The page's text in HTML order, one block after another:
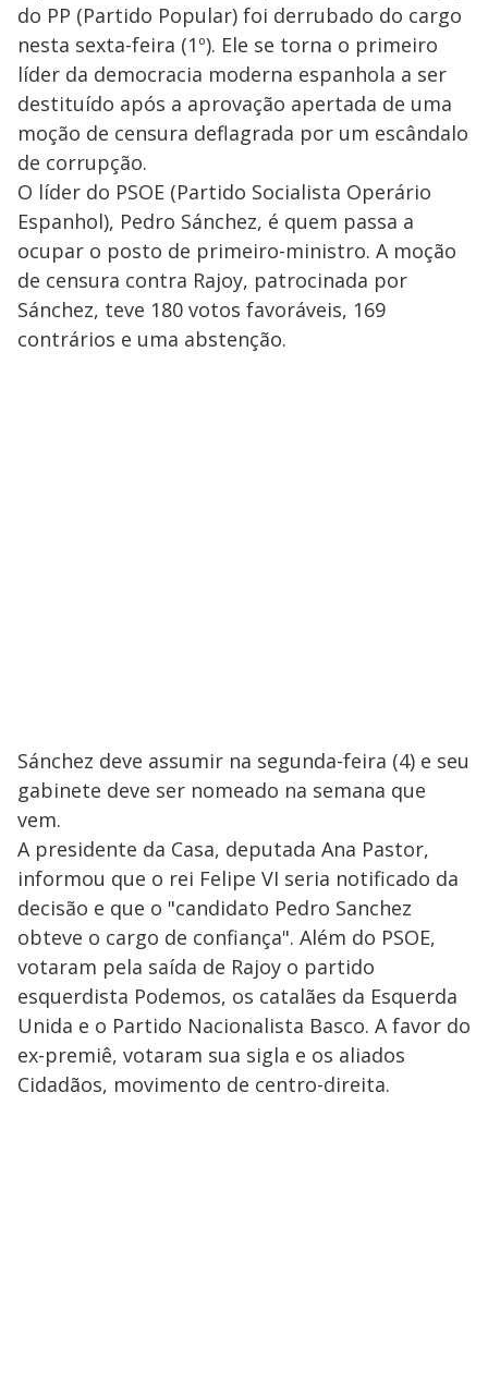
do PP (Partido Popular) foi derrubado do cargo
nesta sexta-feira (1º). Ele se torna o primeiro
líder da democracia moderna espanhola a ser
destituído após a aprovação apertada de uma
moção de censura deflagrada por um escândalo
de corrupção.
O líder do PSOE (Partido Socialista Operário
Espanhol), Pedro Sánchez, é quem passa a
ocupar o posto de primeiro-ministro. A moção
de censura contra Rajoy, patrocinada por
Sánchez, teve 180 votos favoráveis, 169
contrários e uma abstenção.
Sánchez deve assumir na segunda-feira (4) e seu
gabinete deve ser nomeado na semana que
vem.
A presidente da Casa, deputada Ana Pastor,
informou que o rei Felipe VI seria notificado da
decisão e que o "candidato Pedro Sanchez
obteve o cargo de confiança". Além do PSOE,
votaram pela saída de Rajoy o partido
esquerdista Podemos, os catalães da Esquerda
Unida e o Partido Nacionalista Basco. A favor do
ex-premiê, votaram sua sigla e os aliados
Cidadãos, movimento de centro-direita.